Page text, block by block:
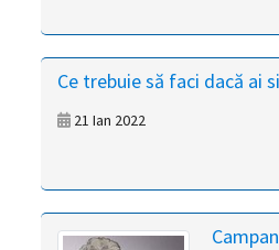
Ce trebuie să faci dacă ai
21 Ian 2022